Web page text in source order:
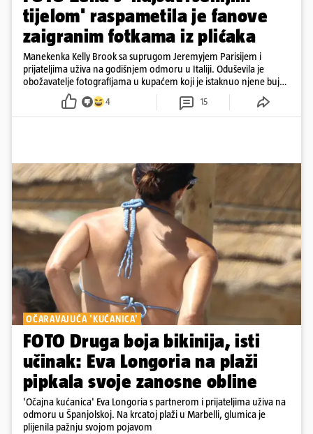
tijelom' raspametila je fanove
zaigranim fotkama iz plićaka
Manekenka Kelly Brook sa suprugom Jeremyjem Parisijem i
prijateljima uživa na godišnjem odmoru u Italiji. Oduševila je
obožavatelje fotografijama u kupaćem koji je istaknuo njene bujne
4 15
OČARAVAJUĆA 'KUĆANICA'
FOTO Druga boja bikinija, isti
učinak: Eva Longoria na plaži
pipkala svoje zanosne obline
'Očajna kućanica' Eva Longoria s partnerom i prijateljima uživa na
odmoru u Španjolskoj. Na krcatoj plaži u Marbelli, glumica je
plijenila pažnju svojom pojavom